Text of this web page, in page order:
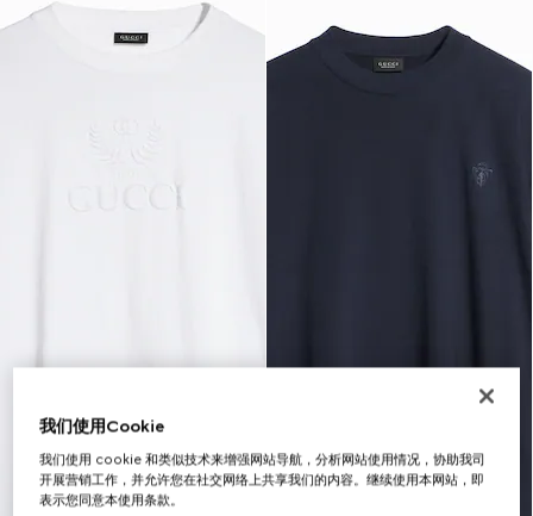
我们使用Cookie
我们使用 cookie 和类似技术来增强网站导航，分析网站使用情况，协助我司
开展营销工作，并允许您在社交网络上共享我们的内容。继续使用本网站，即
表示您同意本使用条款。